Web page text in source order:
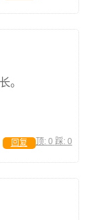
。
顶: 0 踩: 0
回复